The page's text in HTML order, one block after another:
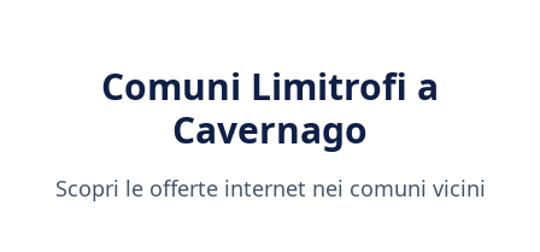
Comuni Limitrofi a
Cavernago
Scopri le offerte internet nei comuni vicini